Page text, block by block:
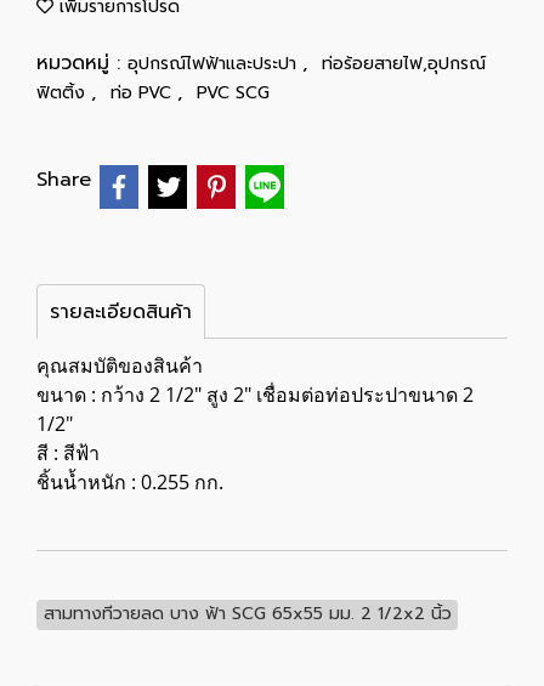
เพิ่มรายการโปรด
หมวดหมู่ : อุปกรณ์ไฟฟ้าและประปา , ท่อร้อยสายไฟ,อุปกรณ์
ฟิตติ้ง , ท่อ PVC , PVC SCG
Share
รายละเอียดสินค้า
คุณสมบัติของสินค้า
ขนาด : กว้าง 2 1/2" สูง 2" เชื่อมต่อท่อประปาขนาด 2
1/2"
สี : สีฟ้า
ชิ้นน้ำหนัก : 0.255 กก.
สามทางทีวายลด บาง ฟ้า SCG 65x55 มม. 2 1/2x2 นิ้ว